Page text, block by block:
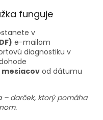
funguje
v
e-mailom
diagnostiku v
mesiacov od dátumu
– darček, ktorý pomáha